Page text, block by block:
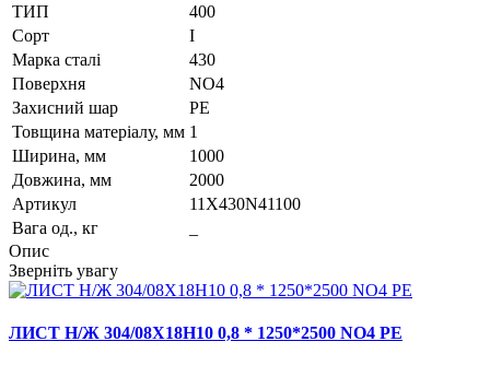
ТИП
400
Сорт
I
Марка сталi
430
Поверхня
NO4
Захисний шар
PE
Товщина матеріалу, мм 1
Ширина, мм
1000
Довжина, мм
2000
Артикул
11X430N41100
Вага од., кг
Опис
Зверніть увагу
ЛИСТ Н/Ж 304/08Х18Н10 0,8 * 1250*2500 NO4 PE